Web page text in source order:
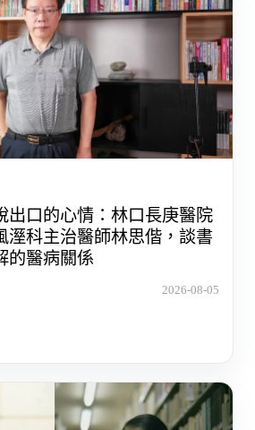
出口的心情：林口長庚醫院
溼科主治醫師林思偕，談書
的醫病關係
2026-08-05